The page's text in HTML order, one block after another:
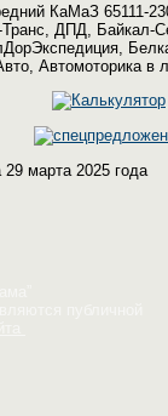
КаМаЗ 65111-
ДПД, Байкал-
Автомоторика в
марта 2025 года